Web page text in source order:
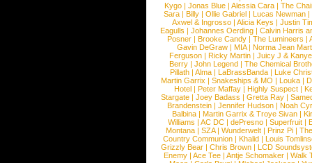
Kygo |Jonas Blue |Alessia Cara |The
Sara |Billy |Ollie Gabriel |Lucas Newman |
Axwel & Ingrosso | Alicia Keys | Justin
Eagulls |Johannes Oerding |Calvin Harris
Posner |Brooke Candy |The Lumineers |
Gavin DeGraw | MIA| Norma Jean
Ferguson | Ricky Martin | Juicy J &
Berry | John Legend | The Chemical
Pillath |Alma |LaBrassBanda |Luke
Martin Garrix | Snakeships & MO | Louka |
Hotel | Peter Maffay | Highly Suspect |
Stargate |Joey Badass |Gretta Ray |
Brandenstein |Jennifer Hudson |Noah
Balbina | Martin Garrix & Troye Sivan |
Williams |AC DC |dePresno |Superfruit |
Montana |SZA|Wunderwelt |Prinz Pi |
Country Communion | Khalid | Louis
Grizzly Bear | Chris Brown | LCD
Enemy | Ace Tee | Antje Schomaker | Walk